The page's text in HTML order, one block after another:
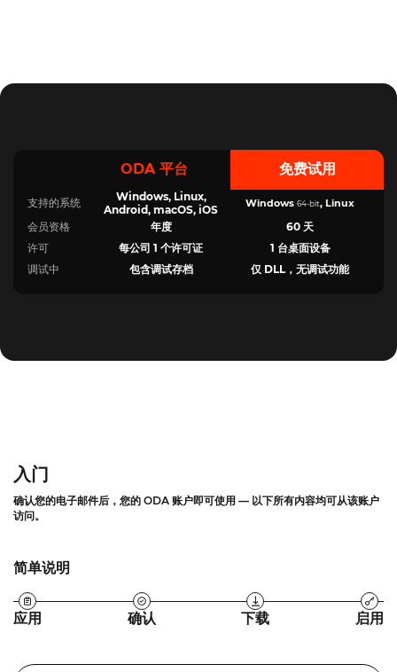
ODA 平台 免费试用
支持的系统
Windows, Linux,
Android, macOS, iOS
Windows 64-bit, Linux
会员资格
年度 60 天
许可 每公司 1 个许可证 1 台桌面设备
调试中 包含调试存档 仅 DLL，无调试功能
入门
确认您的电子邮件后，您的 ODA 账户即可使用 — 以下所有内容均可从该账户
访问。
简单说明
应用 确认 下载 启用